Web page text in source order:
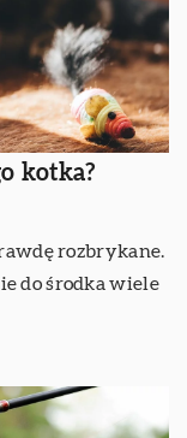
kotka?
rozbrykane.
do środka wiele